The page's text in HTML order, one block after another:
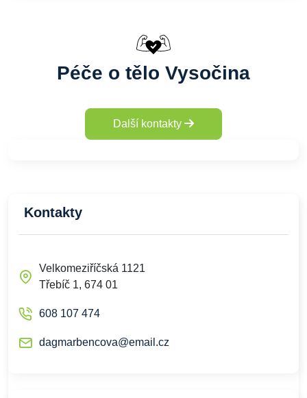
Péče o tělo Vysočina
Další kontakty
Kontakty
Velkomeziříčská 1121
Třebíč 1, 674 01
608 107 474
dagmarbencova@email.cz